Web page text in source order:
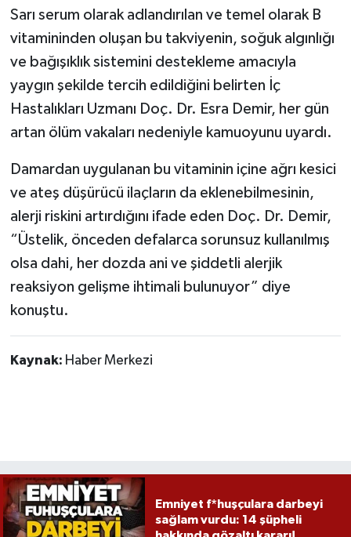
Sarı serum olarak adlandırılan ve temel olarak B
vitamininden oluşan bu takviyenin, soğuk algınlığı
ve bağışıklık sistemini destekleme amacıyla
yaygın şekilde tercih edildiğini belirten İç
Hastalıkları Uzmanı Doç. Dr. Esra Demir, her gün
artan ölüm vakaları nedeniyle kamuoyunu uyardı.
Damardan uygulanan bu vitaminin içine ağrı kesici
ve ateş düşürücü ilaçların da eklenebilmesinin,
alerji riskini artırdığını ifade eden Doç. Dr. Demir,
“Üstelik, önceden defalarca sorunsuz kullanılmış
olsa dahi, her dozda ani ve şiddetli alerjik
reaksiyon gelişme ihtimali bulunuyor” diye
konuştu.
Kaynak: Haber Merkezi
Emniyet f*huşçulara darbeyi
sağlam vurdu: 14 şüpheli
Kültür - Sanat
MAGAZİN
Politika
Röportaj
Sağlık
SİYASET
Spor